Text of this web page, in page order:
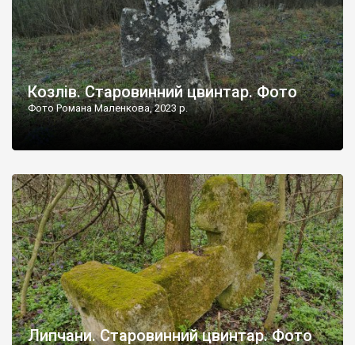
Козлів. Старовинний цвинтар. Фото
Фото Романа Маленкова, 2023 р.
Липчани. Старовинний цвинтар. Фото